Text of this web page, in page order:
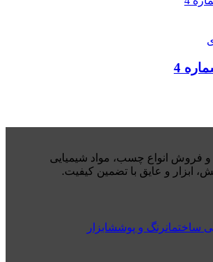
4
فروش انواع چسب، مواد شیمیایی
ابزار و عایق با تضمین کیفیت.
ساختمانرنگ و پوششابزار